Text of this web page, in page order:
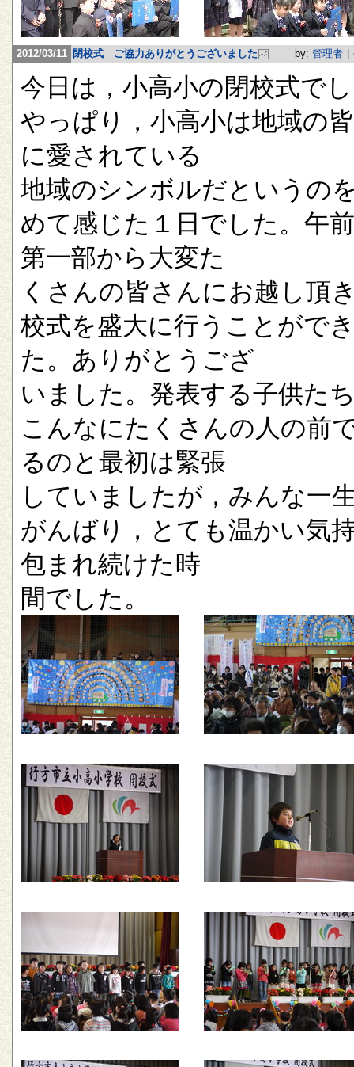
2012/03/11 閉校式 ご協力ありがとうございました by: 管理者
今日は，小高小の閉校式で
やっぱり，小高小は地域の
に愛されている
地域のシンボルだというの
めて感じた１日でした。午
第一部から大変た
くさんの皆さんにお越し頂
校式を盛大に行うことがで
た。ありがとうござ
いました。発表する子供た
こんなにたくさんの人の前
るのと最初は緊張
していましたが，みんな一
がんばり，とても温かい気
包まれ続けた時
間でした。